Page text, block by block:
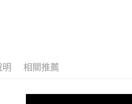
明 相關推薦